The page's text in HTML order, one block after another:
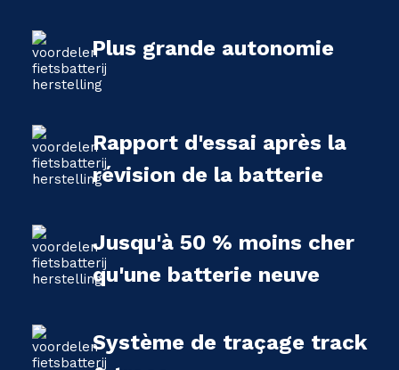
Plus grande autonomie
Rapport d'essai après la
révision de la batterie
Jusqu'à 50 % moins cher
qu'une batterie neuve
Système de traçage track